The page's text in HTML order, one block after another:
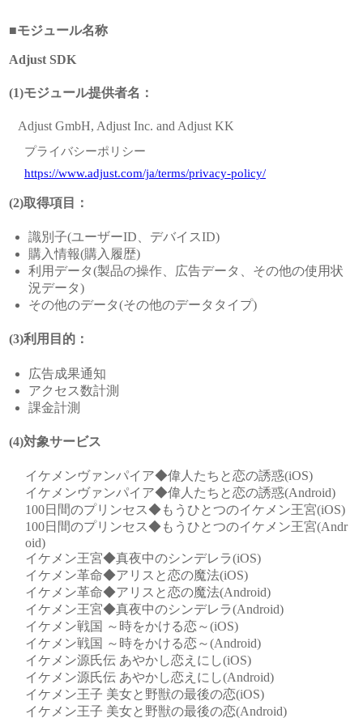
■モジュール名称
Adjust SDK
(1)モジュール提供者名：
Adjust GmbH, Adjust Inc. and Adjust KK
プライバシーポリシー
https://www.adjust.com/ja/terms/privacy-policy/
(2)取得項目：
識別子(ユーザーID、デバイスID)
購入情報(購入履歴)
利用データ(製品の操作、広告データ、その他の使用状
況データ)
その他のデータ(その他のデータタイプ)
(3)利用目的：
広告成果通知
アクセス数計測
課金計測
(4)対象サービス
イケメンヴァンパイア◆偉人たちと恋の誘惑(iOS)
イケメンヴァンパイア◆偉人たちと恋の誘惑(Android)
100日間のプリンセス◆もうひとつのイケメン王宮(iOS)
100日間のプリンセス◆もうひとつのイケメン王宮(Andr
oid)
イケメン王宮◆真夜中のシンデレラ(iOS)
イケメン革命◆アリスと恋の魔法(iOS)
イケメン革命◆アリスと恋の魔法(Android)
イケメン王宮◆真夜中のシンデレラ(Android)
イケメン戦国 ～時をかける恋～(iOS)
イケメン戦国 ～時をかける恋～(Android)
イケメン源氏伝 あやかし恋えにし(iOS)
イケメン源氏伝 あやかし恋えにし(Android)
イケメン王子 美女と野獣の最後の恋(iOS)
イケメン王子 美女と野獣の最後の恋(Android)